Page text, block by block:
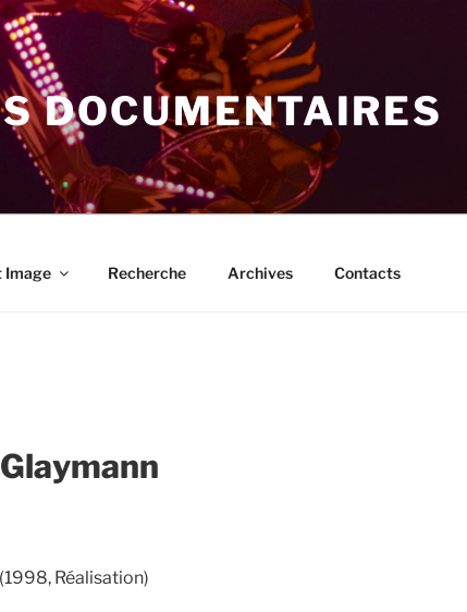
DOCUMENTAIRES
Image Recherche Archives Contacts
(1998, Réalisation)